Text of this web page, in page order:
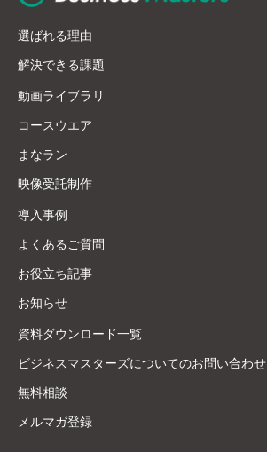
選ばれる理由
解決できる課題
動画ライブラリ
コースウエア
まなラン
映像受託制作
導入事例
よくあるご質問
お役立ち記事
お知らせ
資料ダウンロード一覧
ビジネスマスターズについてのお問い合わせ
無料相談
メルマガ登録